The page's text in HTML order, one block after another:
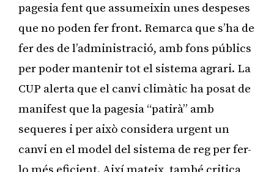
pagesia fent que assumeixin unes despeses
que no poden fer front. Remarca que s’ha de
fer des de l’administració, amb fons públics
per poder mantenir tot el sistema agrari. La
CUP alerta que el canvi climàtic ha posat de
manifest que la pagesia “patirà” amb
sequeres i per això considera urgent un
canvi en el model del sistema de reg per fer-